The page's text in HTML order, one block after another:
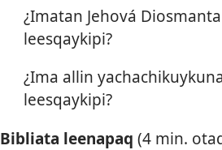
¿Imatan Jehová
leesqaykipi?
¿Ima allin
leesqaykipi?
Bibliata leenapaq (4 min.